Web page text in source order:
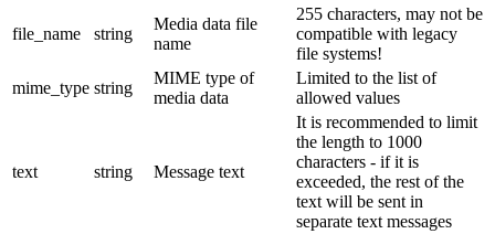
file_name string
Media data file
name
255 characters, may not be
compatible with legacy
file systems!
mime_type string
MIME type of
media data
Limited to the list of
allowed values
text string Message text
It is recommended to limit
the length to 1000
characters - if it is
exceeded, the rest of the
text will be sent in
separate text messages